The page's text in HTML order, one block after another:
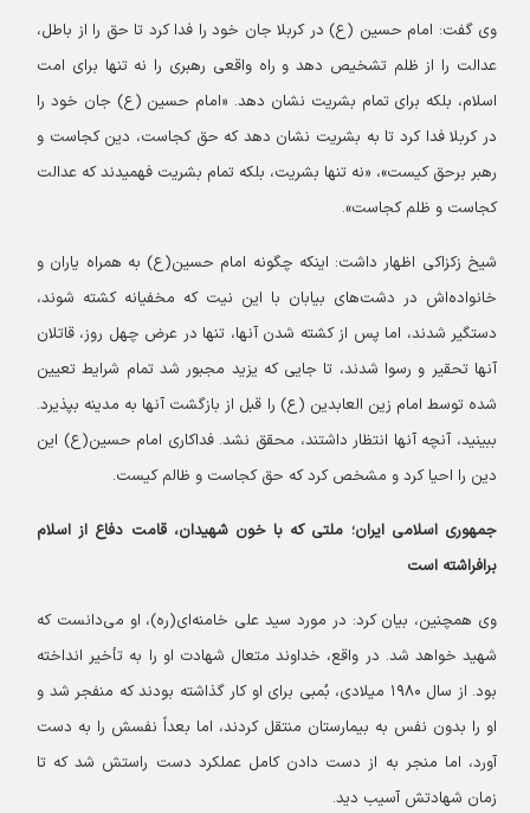
وی گفت: امام حسین (ع) در کربلا جان خود را فدا کرد تا حق را از باطل،
عدالت را از ظلم تشخیص دهد و راه واقعی رهبری را نه تنها برای امت
اسلام، بلکه برای تمام بشریت نشان دهد. «امام حسین (ع) جان خود را
در کربلا فدا کرد تا به بشریت نشان دهد که حق کجاست، دین کجاست و
رهبر برحق کیست»، «نه تنها بشریت، بلکه تمام بشریت فهمیدند که عدالت
کجاست و ظلم کجاست».
شیخ زکزاکی اظهار داشت: اینکه چگونه امام حسین(ع) به همراه یاران و
خانواده‌اش در دشت‌های بیابان با این نیت که مخفیانه کشته شوند،
دستگیر شدند، اما پس از کشته شدن آنها، تنها در عرض چهل روز، قاتلان
آنها تحقیر و رسوا شدند، تا جایی که یزید مجبور شد تمام شرایط تعیین
شده توسط امام زین العابدین (ع) را قبل از بازگشت آنها به مدینه بپذیرد.
ببینید، آنچه آنها انتظار داشتند، محقق نشد. فداکاری امام حسین(ع) این
دین را احیا کرد و مشخص کرد که حق کجاست و ظالم کیست.
جمهوری اسلامی ایران؛ ملتی که با خون شهیدان، قامت دفاع از اسلام
برافراشته است
وی همچنین، بیان کرد: در مورد سید علی خامنه‌ای(ره)، او می‌دانست که
شهید خواهد شد. در واقع، خداوند متعال شهادت او را به تأخیر انداخته
بود. از سال ۱۹۸۰ میلادی، بُمبی برای او کار گذاشته بودند که منفجر شد و
او را بدون نفس به بیمارستان منتقل کردند، اما بعداً نفسش را به دست
آورد، اما منجر به از دست دادن کامل عملکرد دست راستش شد که تا
زمان شهادتش آسیب دید.